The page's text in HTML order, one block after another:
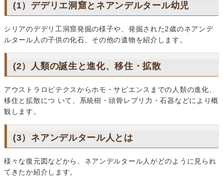
(1）デデリエ洞窟とネアンデルタール幼児
シリアのデデリ工洞窟発掘の様子や、発掘された2歳のネアンデ
ルタール人の子供の化石、その他の遺物を紹介します。
(2）人類の誕生と進化、移住・拡散
アウストラロピテクスからホモ・サピエンスまでの人類の進化、
移住と拡散につ いて、系統樹・頭骨レプリ力・石器などにより概
観します。
(3）ネアンデルタール人とは
様々な復元図などから、ネアンデルタール人がどのように見られ
てきたか紹介します。